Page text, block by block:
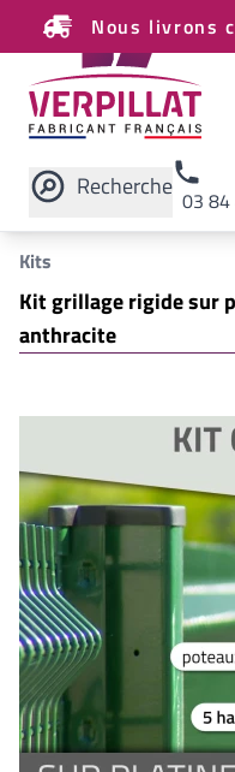
Nous livrons
Recherche 03 84
Rechercher sur le site
Kits
Kit grillage rigide sur
anthracite